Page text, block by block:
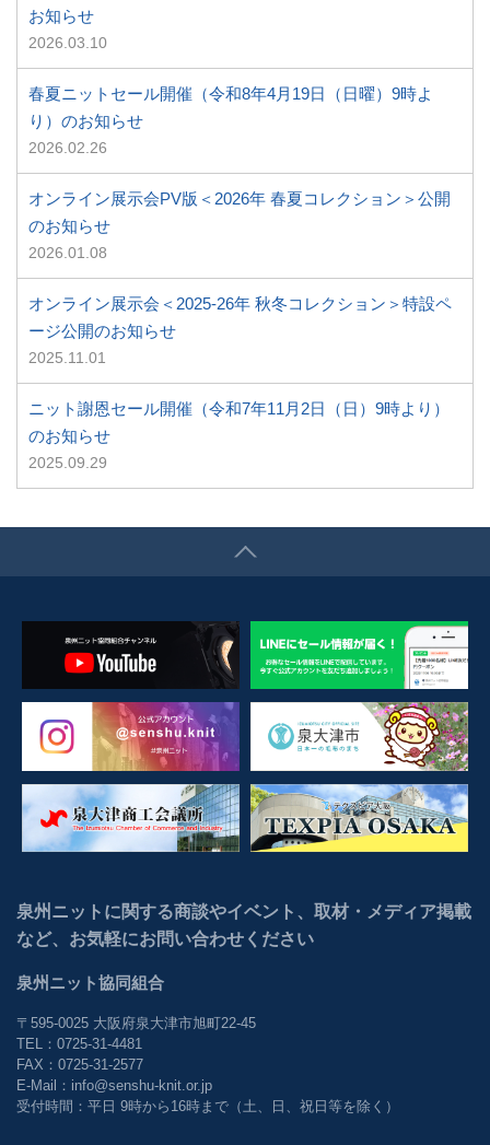
お知らせ
2026.03.10
春夏ニットセール開催（令和8年4月19日（日曜）9時よ
り）のお知らせ
2026.02.26
オンライン展示会PV版＜2026年 春夏コレクション＞公開
のお知らせ
2026.01.08
オンライン展示会＜2025-26年 秋冬コレクション＞特設ペ
ージ公開のお知らせ
2025.11.01
ニット謝恩セール開催（令和7年11月2日（日）9時より）
のお知らせ
2025.09.29
泉州ニットに関する商談やイベント、取材・メディア掲載
など、お気軽にお問い合わせください
泉州ニット協同組合
〒595-0025 大阪府泉大津市旭町22-45
TEL：0725-31-4481
FAX：0725-31-2577
E-Mail：info@senshu-knit.or.jp
受付時間：平日 9時から16時まで（土、日、祝日等を除く）